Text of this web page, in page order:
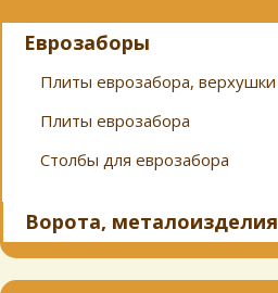
Еврозаборы
Плиты еврозабора, верхушки
Плиты еврозабора
Столбы для еврозабора
Ворота, металоизделия